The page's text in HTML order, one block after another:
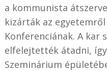
a kommunista
kizárták az
Konferenciának. A kar
elfelejtették átadni,
Szeminárium